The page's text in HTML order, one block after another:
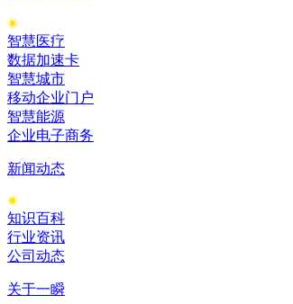
智慧医疗
数据加速卡
智慧城市
移动企业门户
智慧能源
企业电子商务
新闻动态
知识百科
行业资讯
公司动态
关于一瞬